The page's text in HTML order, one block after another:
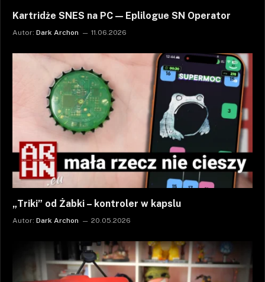
Kartridże SNES na PC — Eplilogue SN Operator
Autor: Dark Archon 11.06.2026
„Triki” od Żabki – kontroler w kapslu
Autor: Dark Archon 20.05.2026